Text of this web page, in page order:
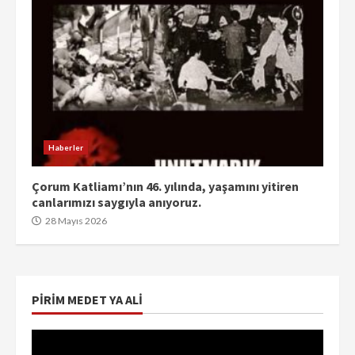
Haberler
Çorum Katliamı’nın 46. yılında, yaşamını yitiren
canlarımızı saygıyla anıyoruz.
28 Mayıs 2026
PIRIM MEDET YA ALI